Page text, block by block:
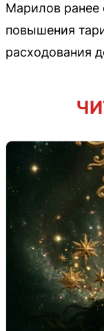
Марилов ранее
повышения
расходования